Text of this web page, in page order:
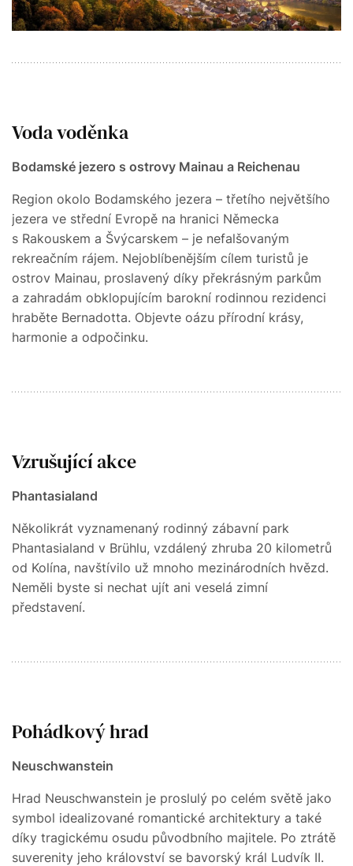
Voda voděnka
Bodamské jezero s ostrovy Mainau a Reichenau
Region okolo Bodamského jezera – třetího největšího
jezera ve střední Evropě na hranici Německa
s Rakouskem a Švýcarskem – je nefalšovaným
rekreačním rájem. Nejoblíbenějším cílem turistů je
ostrov Mainau, proslavený díky překrásným parkům
a zahradám obklopujícím barokní rodinnou rezidenci
hraběte Bernadotta. Objevte oázu přírodní krásy,
harmonie a odpočinku.
Vzrušující akce
Phantasialand
Několikrát vyznamenaný rodinný zábavní park
Phantasialand v Brühlu, vzdálený zhruba 20 kilometrů
od Kolína, navštívilo už mnoho mezinárodních hvězd.
Neměli byste si nechat ujít ani veselá zimní
představení.
Pohádkový hrad
Neuschwanstein
Hrad Neuschwanstein je proslulý po celém světě jako
symbol idealizované romantické architektury a také
díky tragickému osudu původbního majitele. Po ztrátě
suverenity jeho království se bavorský král Ludvík II.